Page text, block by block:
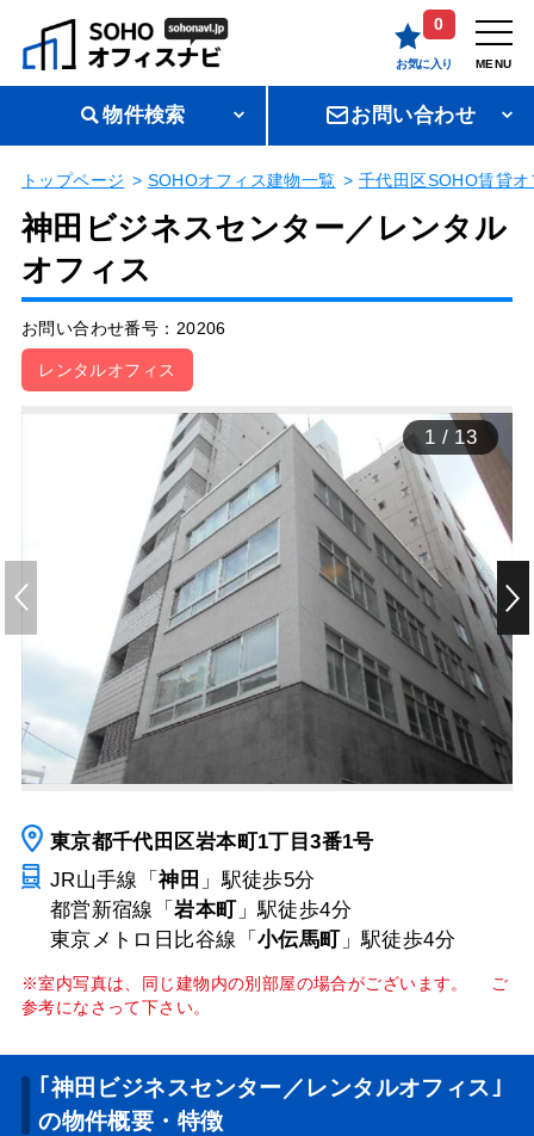
0
お気に入り MENU
物件検索 お問い合わせ
トップページ SOHOオフィス建物一覧 千代田区SOHO賃貸オ
神田ビジネスセンター／レンタル
オフィス
お問い合わせ番号：20206
レンタルオフィス
1 / 13
東京都千代田区岩本町1丁目3番1号
JR山手線「神田 」駅徒歩5分
都営新宿線「岩本町」駅徒歩4分
東京メトロ日比谷線「 小伝馬町」駅徒歩4分
※室内写真は、同じ建物内の別部屋の場合がございます。 ご
参考になさって下さい。
｢神田ビジネスセンター／レンタルオフィス｣
の物件概要・特徴